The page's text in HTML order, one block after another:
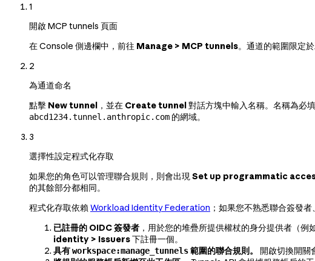
1
開啟 MCP tunnels 頁面
在 Console 側邊欄中，前往 Manage > MCP tunnels。通道的範圍限定
2
為通道命名
點擊 New tunnel ，並在 Create tunnel對話方塊中輸入名稱。名稱為必
abcd1234.tunnel.anthropic.com 的網域。
3
選擇性設定程式化存取
如果您的角色可以管理聯合規則，則會出現 Set up programmatic
的其餘部分都相同。
程式化存取依賴 Workload Identity Federation ；如果您不熟悉聯合簽發
已註冊的 OIDC 簽發者 ，用於您的堆疊所提供權杖的身分提供者（
identity > Issuers下註冊一個。
具有workspace:manage_tunnels範圍的聯合規則。 開啟切換開關